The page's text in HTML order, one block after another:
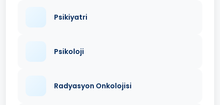
Psikiyatri
Psikoloji
Radyasyon Onkolojisi